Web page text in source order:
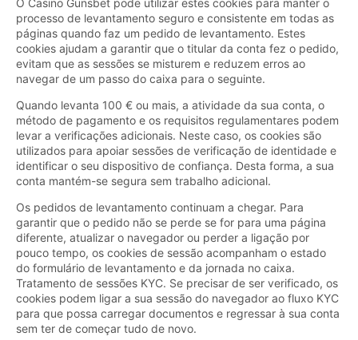
O Casino Gunsbet pode utilizar estes cookies para manter o
processo de levantamento seguro e consistente em todas as
páginas quando faz um pedido de levantamento. Estes
cookies ajudam a garantir que o titular da conta fez o pedido,
evitam que as sessões se misturem e reduzem erros ao
navegar de um passo do caixa para o seguinte.
Quando levanta 100 € ou mais, a atividade da sua conta, o
método de pagamento e os requisitos regulamentares podem
levar a verificações adicionais. Neste caso, os cookies são
utilizados para apoiar sessões de verificação de identidade e
identificar o seu dispositivo de confiança. Desta forma, a sua
conta mantém-se segura sem trabalho adicional.
Os pedidos de levantamento continuam a chegar. Para
garantir que o pedido não se perde se for para uma página
diferente, atualizar o navegador ou perder a ligação por
pouco tempo, os cookies de sessão acompanham o estado
do formulário de levantamento e da jornada no caixa.
Tratamento de sessões KYC. Se precisar de ser verificado, os
cookies podem ligar a sua sessão do navegador ao fluxo KYC
para que possa carregar documentos e regressar à sua conta
sem ter de começar tudo de novo.